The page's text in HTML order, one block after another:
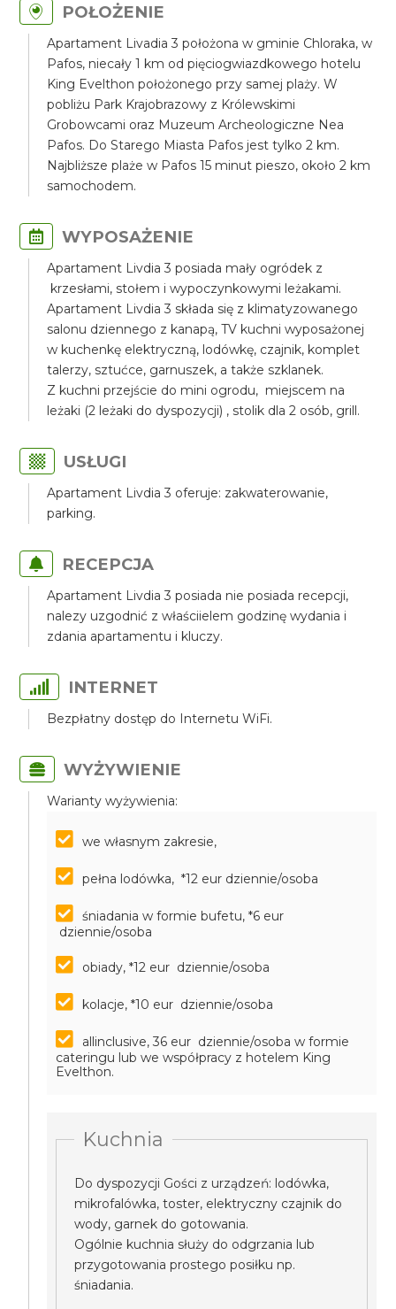
POŁOŻENIE
Apartament Livadia 3 położona w gminie Chloraka, w
Pafos, niecały 1 km od pięciogwiazdkowego hotelu
King Evelthon położonego przy samej plaży. W
pobliżu Park Krajobrazowy z Królewskimi
Grobowcami oraz Muzeum Archeologiczne Nea
Pafos. Do Starego Miasta Pafos jest tylko 2 km.
Najbliższe plaże w Pafos 15 minut pieszo, około 2 km
samochodem.
WYPOSAŻENIE
Apartament Livdia 3 posiada mały ogródek z
krzesłami, stołem i wypoczynkowymi leżakami.
Apartament Livdia 3 składa się z klimatyzowanego
salonu dziennego z kanapą, TV kuchni wyposażonej
w kuchenkę elektryczną, lodówkę, czajnik, komplet
talerzy, sztućce, garnuszek, a także szklanek.
Z kuchni przejście do mini ogrodu, miejscem na
leżaki (2 leżaki do dyspozycji) , stolik dla 2 osób, grill.
USŁUGI
Apartament Livdia 3 oferuje: zakwaterowanie,
parking.
RECEPCJA
Apartament Livdia 3 posiada nie posiada recepcji,
nalezy uzgodnić z właściielem godzinę wydania i
zdania apartamentu i kluczy.
INTERNET
Bezpłatny dostęp do Internetu WiFi.
WYŻYWIENIE
Warianty wyżywienia:
we własnym zakresie,
pełna lodówka, *12 eur dziennie/osoba
śniadania w formie bufetu, *6 eur
dziennie/osoba
obiady, *12 eur dziennie/osoba
kolacje, *10 eur dziennie/osoba
allinclusive, 36 eur dziennie/osoba w formie
cateringu lub we współpracy z hotelem King
Evelthon.
Kuchnia
Do dyspozycji Gości z urządzeń: lodówka,
mikrofalówka, toster, elektryczny czajnik do
wody, garnek do gotowania.
Ogólnie kuchnia służy do odgrzania lub
przygotowania prostego posiłku np.
śniadania.